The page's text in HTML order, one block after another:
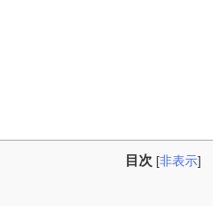
目次 [非表示]